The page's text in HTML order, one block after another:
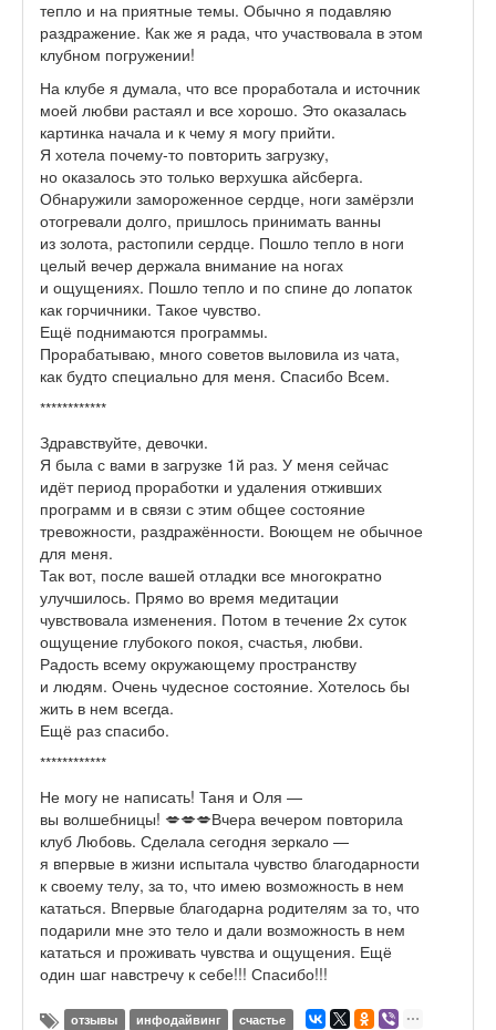
тепло и на приятные темы. Обычно я подавляю
раздражение. Как же я рада, что участвовала в этом
клубном погружении!
На клубе я думала, что все проработала и источник
моей любви растаял и все хорошо. Это оказалась
картинка начала и к чему я могу прийти.
Я хотела почему-то повторить загрузку,
но оказалось это только верхушка айсберга.
Обнаружили замороженное сердце, ноги замёрзли
отогревали долго, пришлось принимать ванны
из золота, растопили сердце. Пошло тепло в ноги
целый вечер держала внимание на ногах
и ощущениях. Пошло тепло и по спине до лопаток
как горчичники. Такое чувство.
Ещё поднимаются программы.
Прорабатываю, много советов выловила из чата,
как будто специально для меня. Спасибо Всем.
************
Здравствуйте, девочки.
Я была с вами в загрузке 1й раз. У меня сейчас
идёт период проработки и удаления отживших
программ и в связи с этим общее состояние
тревожности, раздражённости. Воющем не обычное
для меня.
Так вот, после вашей отладки все многократно
улучшилось. Прямо во время медитации
чувствовала изменения. Потом в течение 2х суток
ощущение глубокого покоя, счастья, любви.
Радость всему окружающему пространству
и людям. Очень чудесное состояние. Хотелось бы
жить в нем всегда.
Ещё раз спасибо.
************
Не могу не написать! Таня и Оля —
вы волшебницы! 💋💋💋Вчера вечером повторила
клуб Любовь. Сделала сегодня зеркало —
я впервые в жизни испытала чувство благодарности
к своему телу, за то, что имею возможность в нем
кататься. Впервые благодарна родителям за то, что
подарили мне это тело и дали возможность в нем
кататься и проживать чувства и ощущения. Ещё
один шаг навстречу к себе!!! Спасибо!!!
отзывы инфодайвинг счастье